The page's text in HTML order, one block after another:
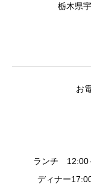
栃木県
お
ランチ 12:00
ディナー